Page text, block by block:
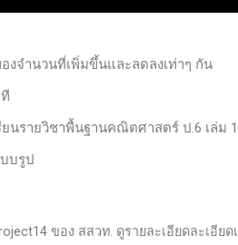
งจำนวนที่เพิ่มขึ้นและลดลงเท่าๆ กัน
ยนรายวิชาพื้นฐานคณิตศาสตร์ ป.6 เล่ม 1
บรูป
ของ สสวท. ดูรายละเอียดละเอียด